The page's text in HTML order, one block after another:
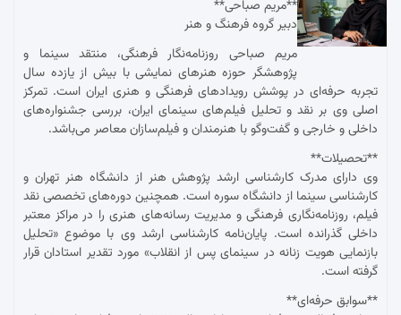
**مریم صباحی**
دبیر گروه فرهنگ و هنر
مریم صباحی روزنامه‌نگار فرهنگی، منتقد سینما و
پژوهشگر حوزه هنرهای نمایشی با بیش از یازده سال
تجربه حرفه‌ای در پوشش رویدادهای فرهنگی و هنری ایران است. تمرکز
اصلی وی بر نقد و تحلیل فیلم‌های سینمای ایران، بررسی جشنواره‌های
داخلی و خارجی و گفت‌وگو با هنرمندان و فیلم‌سازان معاصر می‌باشد.
**تحصیلات**
وی دارای مدرک کارشناسی ارشد پژوهش هنر از دانشگاه هنر تهران و
کارشناسی سینما از دانشگاه سوره است. همچنین دوره‌های تخصصی نقد
فیلم، روزنامه‌نگاری فرهنگی و مدیریت رسانه‌های هنری را در مراکز معتبر
داخلی گذرانده است. پایان‌نامه کارشناسی ارشد وی با موضوع «تحلیل
بازنمایی هویت زنانه در سینمای پس از انقلاب» مورد تقدیر استادان قرار
گرفته است.
**سوابق حرفه‌ای**